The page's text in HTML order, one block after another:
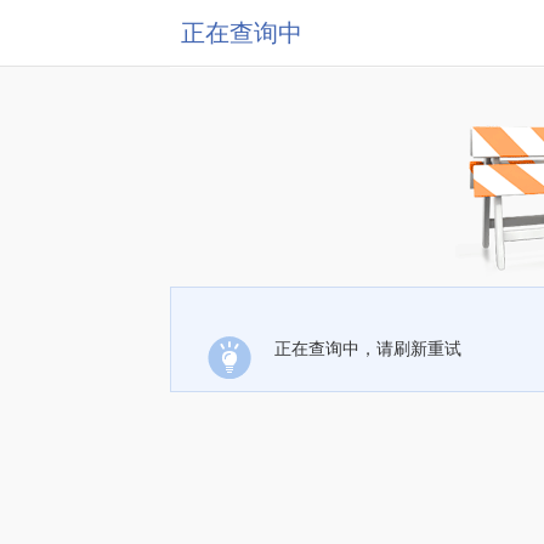
正在查询中
正在查询中，请刷新重试